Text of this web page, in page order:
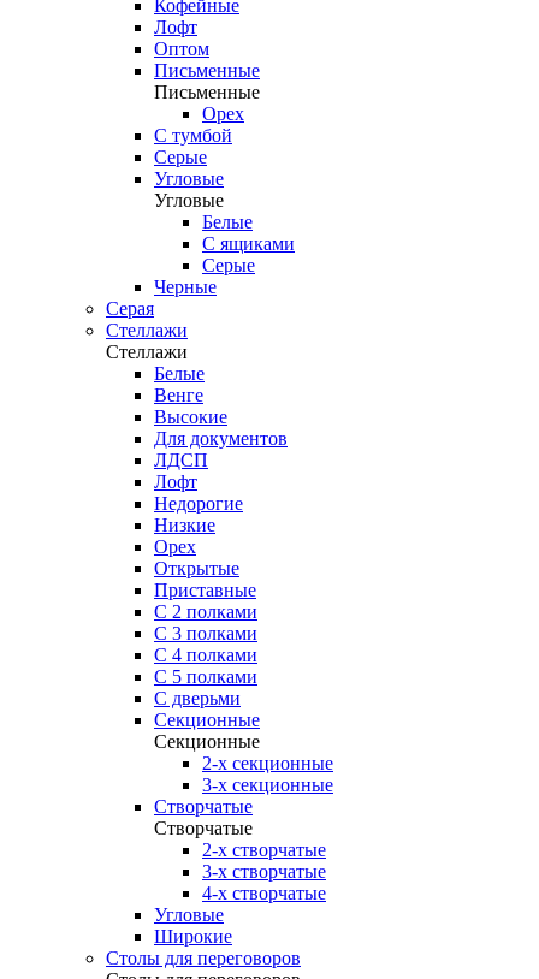
Кофейные
Лофт
Оптом
Письменные
Письменные
Орех
С тумбой
Серые
Угловые
Угловые
Белые
С ящиками
Серые
Черные
Серая
Стеллажи
Стеллажи
Белые
Венге
Высокие
Для документов
ЛДСП
Лофт
Недорогие
Низкие
Орех
Открытые
Приставные
С 2 полками
С 3 полками
С 4 полками
С 5 полками
С дверьми
Секционные
Секционные
2-х секционные
3-х секционные
Створчатые
Створчатые
2-х створчатые
3-х створчатые
4-х створчатые
Угловые
Широкие
Столы для переговоров